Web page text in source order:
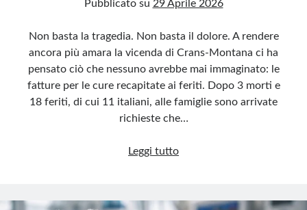
Pubblicato su 29 Aprile 2026
Non basta la tragedia. Non basta il dolore. A rendere
ancora più amara la vicenda di Crans-Montana ci ha
pensato ciò che nessuno avrebbe mai immaginato: le
fatture per le cure recapitate ai feriti. Dopo 3 morti e
18 feriti, di cui 11 italiani, alle famiglie sono arrivate
richieste che…
Leggi tuttoCrans-
Svizzera